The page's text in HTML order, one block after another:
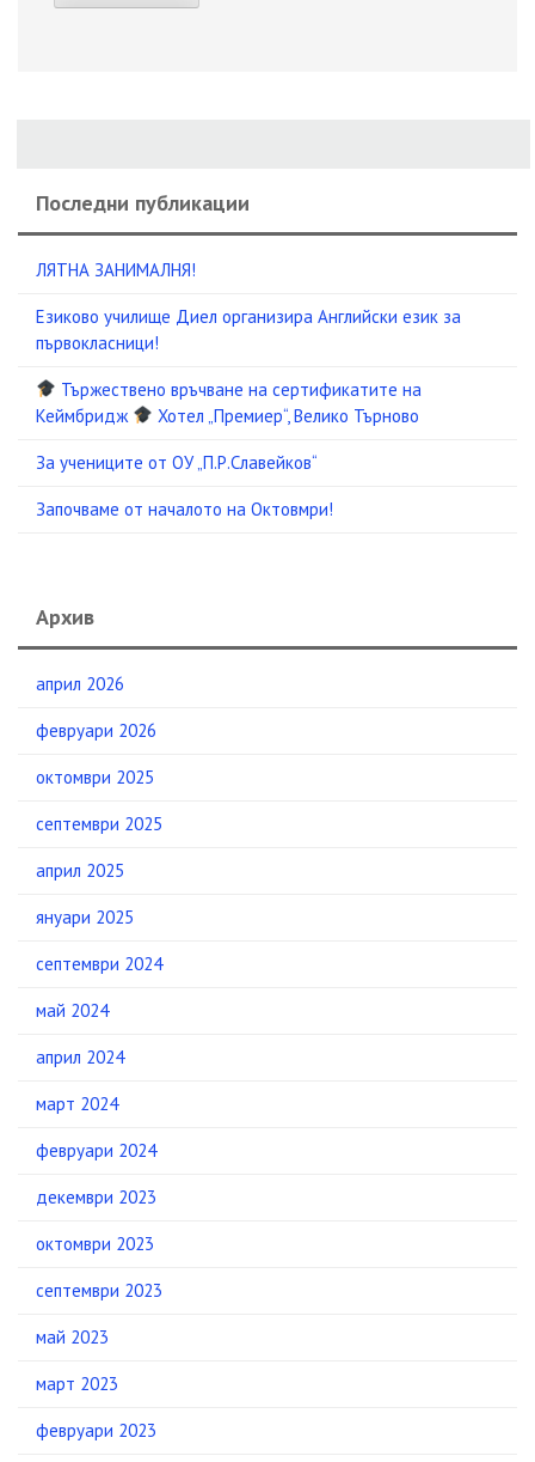
Последни публикации
ЛЯТНА ЗАНИМАЛНЯ!
Езиково училище Диел организира Английски език за
първокласници!
Тържествено връчване на сертификатите на
Кеймбридж
Хотел „Премиер“, Велико Търново
За учениците от ОУ „П.Р.Славейков“
Започваме от началото на Октовмри!
Архив
април 2026
февруари 2026
октомври 2025
септември 2025
април 2025
януари 2025
септември 2024
май 2024
април 2024
март 2024
февруари 2024
декември 2023
октомври 2023
септември 2023
май 2023
март 2023
февруари 2023